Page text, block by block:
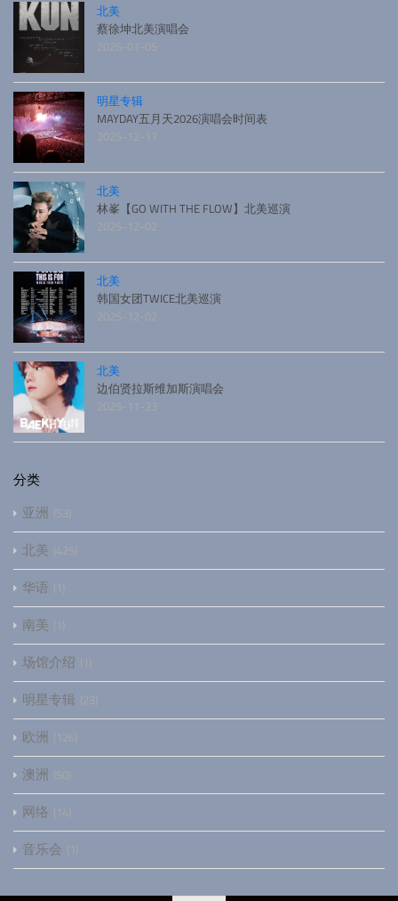
北美
蔡徐坤北美演唱会
2026-01-05
明星专辑
MAYDAY五月天2026演唱会时间表
2025-12-17
北美
林峯【GO WITH THE FLOW】北美巡演
2025-12-02
北美
韩国女团TWICE北美巡演
2025-12-02
北美
边伯贤拉斯维加斯演唱会
2025-11-23
分类
亚洲 53
北美 425
华语 1
南美 1
场馆介绍 1
明星专辑 23
欧洲 126
澳洲 50
网络 14
音乐会 1